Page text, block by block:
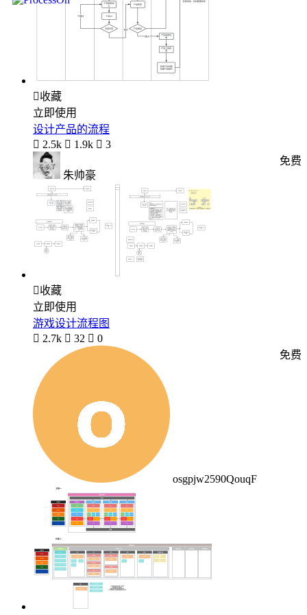
收藏
立即使用
设计产品的流程
 2.5k  1.9k  3
朱帅豪
免费
收藏
立即使用
游戏设计流程图
 2.7k  32  0
osgpjw2590QouqF
免费